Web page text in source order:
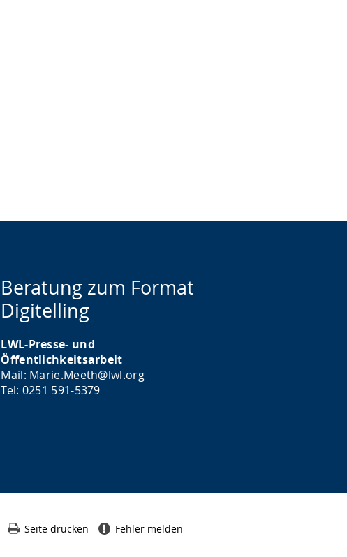
Beratung zum Format
Digitelling
LWL-Presse- und
Öffentlichkeitsarbeit
Mail: Marie.Meeth@lwl.org
Tel: 0251 591-5379
Seite drucken Fehler melden